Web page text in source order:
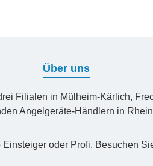
Über uns
Filialen in Mülheim-Kärlich,
Angelgeräte-Händlern in
oder Profi. Besuchen